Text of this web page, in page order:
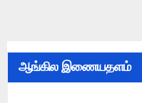
ஆங்கில இணையதளம்